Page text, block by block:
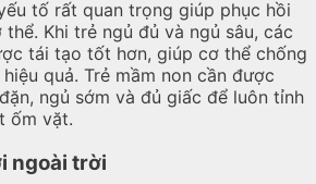
tố rất quan trọng giúp phục hồi
Khi trẻ ngủ đủ và ngủ sâu, các
tái tạo tốt hơn, giúp cơ thể chống
quả. Trẻ mầm non cần được
ngủ sớm và đủ giấc để luôn tỉnh
ốm vặt.
ngoài trời